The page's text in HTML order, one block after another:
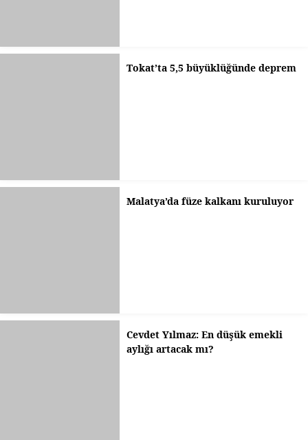
Tokat’ta 5,5 büyüklüğünde deprem
Malatya’da füze kalkanı kuruluyor
Cevdet Yılmaz: En düşük emekli
aylığı artacak mı?